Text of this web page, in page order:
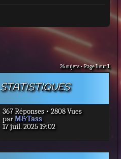
26 sujets • Page1sur1
STATISTIQUES
367 Réponses • 2808 Vues
D
e
parM&Tass
17 juil. 2025 19:02